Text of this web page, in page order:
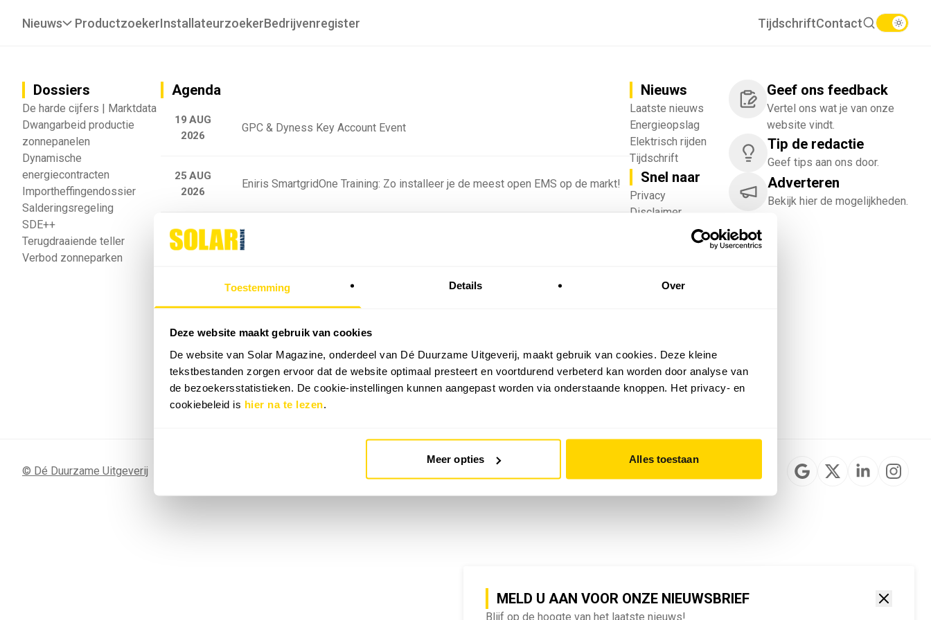
Toestemming Details Over
Deze website maakt gebruik van cookies
De website van Solar Magazine, onderdeel van Dé Duurzame Uitgeverij, maakt gebruik van cookies. Deze kleine
tekstbestanden zorgen ervoor dat de website optimaal presteert en voortdurend verbeterd kan worden door analyse van
de bezoekersstatistieken. De cookie-instellingen kunnen aangepast worden via onderstaande knoppen. Het privacy- en
cookiebeleid is hier na te lezen.
Meer opties Alles toestaan
MELD U AAN VOOR ONZE NIEUWSBRIEF
Blijf op de hoogte van het laatste nieuws!
Nieuws ProductzoekerInstallateurzoekerBedrijvenregister TijdschriftContact
Dossiers
De harde cijfers | Marktdata
Dwangarbeid productie
zonnepanelen
Dynamische
energiecontracten
Importheffingendossier
Salderingsregeling
SDE++
Terugdraaiende teller
Verbod zonneparken
Agenda
19 AUG
2026
GPC & Dyness Key Account Event
25 AUG
2026
Eniris SmartgridOne Training: Zo installeer je de meest open EMS op de markt!
25 AUG
2026
Sigenergy Training - Residentieel
2026
Webinar: Toekomstige batterijprofielen: hoe netbeheerders proberen
batterijgedrag in 2035 te voorspellen
2026
Sunergy Academy | SlimmeRik on Tour
Nieuws
Laatste nieuws
Energieopslag
Elektrisch rijden
Tijdschrift
Snel naar
Privacy
Disclaimer
Vacatures
English
Geef ons feedback
Vertel ons wat je van onze
website vindt.
Tip de redactie
Geef tips aan ons door.
Adverteren
Bekijk hier de mogelijkheden.
© Dé Duurzame Uitgeverij